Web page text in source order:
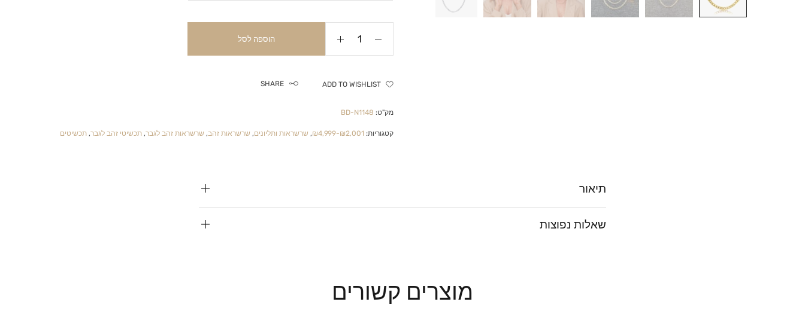
הוספה לסל
ADD TO WISHLIST
SHARE
מק"ט: BD-N1148
קטגוריות: ₪2,001-₪4,999
, שרשראות ותליונים, שרשראות זהב, שרשראות זהב לגבר, תכשיטי זהב לגבר, תכשיטים
תיאור
שאלות נפוצות
מוצרים קשורים